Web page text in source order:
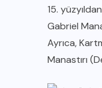
15.
Gabriel
Ayrıca,
Manastırı